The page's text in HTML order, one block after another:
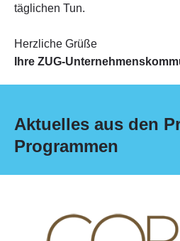
täglichen Tun.
Herzliche Grüße
Ihre ZUG-
Aktuelles aus den
Programmen